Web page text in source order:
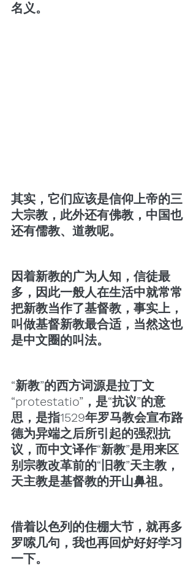
名义。
其实，它们应该是信仰上帝的三
大宗教，此外还有佛教，中国也
还有儒教、道教呢。
因着新教的广为人知，信徒最
多，因此一般人在生活中就常常
把新教当作了基督教，事实上，
叫做基督新教最合适，当然这也
是中文圈的叫法。
“新教”的西方词源是拉丁文
“protestatio”，是“抗议”的意
思，是指1529年罗马教会宣布路
德为异端之后所引起的强烈抗
议，而中文译作“新教”是用来区
别宗教改革前的“旧教”天主教，
天主教是基督教的开山鼻祖。
借着以色列的住棚大节，就再多
罗嗦几句，我也再回炉好好学习
一下。